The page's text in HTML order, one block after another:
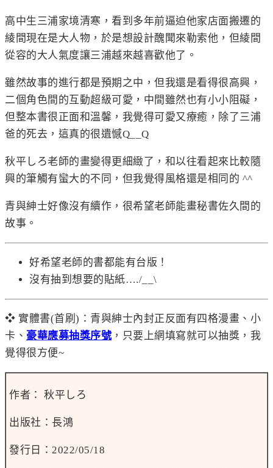
高中生三浦家境清寒，看到多年前逼迫他家店面搬遷的
綾間現在是大人物，於是想設計醜聞來勒索他，但綾間
從容的大人氣度讓三浦越來越喜歡他了。
雖然故事的進行都是預期之中，但我還是看得很高興，
二個角色間的互動超級可愛，中間雖然也有小小阻礙，
但整本書很正面和溫馨，我覺得可愛又療癒，除了三浦
爸的死去，這真的很遺憾Q__Q
秋平しろ老師的畫變得更細緻了，和以往看起來比較隨
興的筆觸有蠻大的不同，但我覺得風格還是相同的 ^^
青與紳士好像沒有續作，很希望老師能畫秘書佐久間的
故事。
好希望老師的書都能有台版！
沒有抽到想要的貼紙…./__\
❖ 實體書(首刷)：青與紳士內封正反面有四格漫畫、小
卡、 豪華應募抽獎序號 ，只要上網填寫就可以抽獎，我
覺得很方便~
作者： 秋平しろ
出版社：長鴻
發行日：2022/05/18